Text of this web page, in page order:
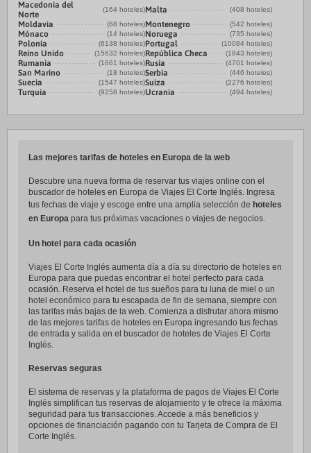
Macedonia del
Norte
(164 hoteles)Malta (408 hoteles)
Moldavia (68 hoteles)Montenegro (542 hoteles)
Mónaco (14 hoteles)Noruega (735 hoteles)
Polonia (6138 hoteles)Portugal (10084 hoteles)
Reino Unido (15632 hoteles)República Checa (1843 hoteles)
Rumania (1661 hoteles)Rusia (4701 hoteles)
San Marino (18 hoteles)Serbia (446 hoteles)
Suecia (1547 hoteles)Suiza (2276 hoteles)
Turquía (9258 hoteles)Ucrania (494 hoteles)
Las mejores tarifas de hoteles en Europa de la web
Descubre una nueva forma de reservar tus viajes online con el
buscador de hoteles en Europa de Viajes El Corte Inglés. Ingresa
tus fechas de viaje y escoge entre una amplia selección de hoteles
en Europa para tus próximas vacaciones o viajes de negocios.
Un hotel para cada ocasión
Viajes El Corte Inglés aumenta día a día su directorio de hoteles en
Europa para que puedas encontrar el hotel perfecto para cada
ocasión. Reserva el hotel de tus sueños para tu luna de miel o un
hotel económico para tu escapada de fin de semana, siempre con
las tarifas más bajas de la web. Comienza a disfrutar ahora mismo
de las mejores tarifas de hoteles en Europa ingresando tus fechas
de entrada y salida en el buscador de hoteles de Viajes El Corte
Inglés.
Reservas seguras
El sistema de reservas y la plataforma de pagos de Viajes El Corte
Inglés simplifican tus reservas de alojamiento y te ofrece la máxima
seguridad para tus transacciones. Accede a más beneficios y
opciones de financiación pagando con tu Tarjeta de Compra de El
Corte Inglés.